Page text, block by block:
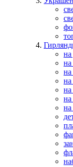
на
на
на
на